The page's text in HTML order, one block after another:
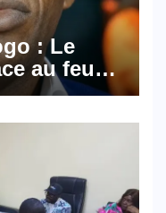
: Le
au feu
de la